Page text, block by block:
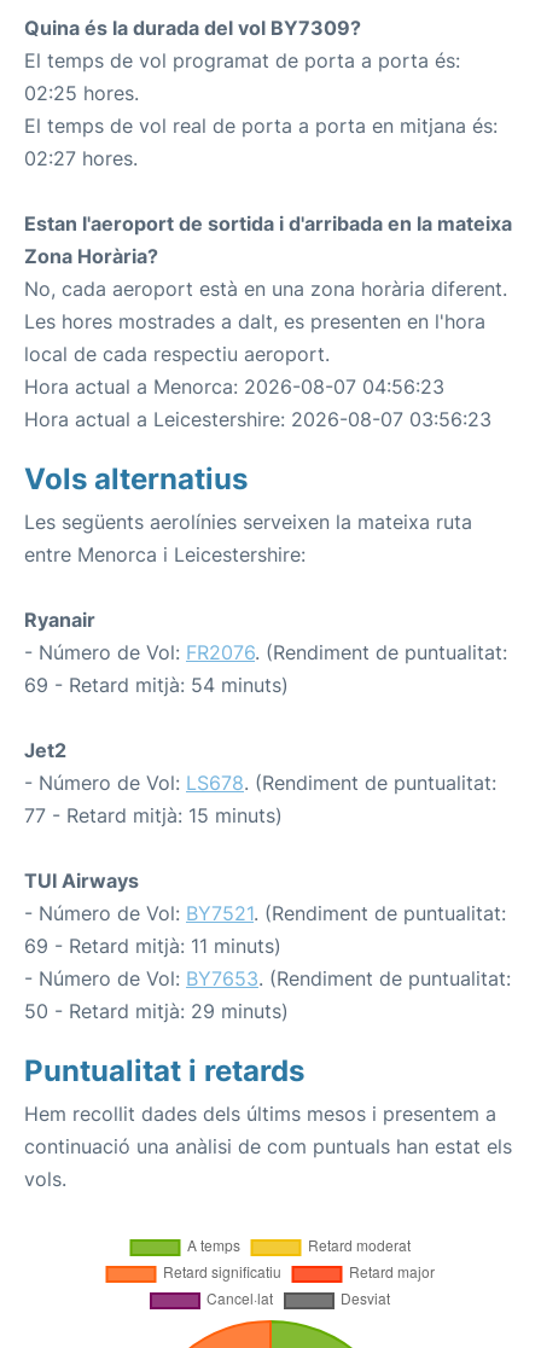
Quina és la durada del vol BY7309?
El temps de vol programat de porta a porta és:
02:25 hores.
El temps de vol real de porta a porta en mitjana és:
02:27 hores.
Estan l'aeroport de sortida i d'arribada en la mateixa
Zona Horària?
No, cada aeroport està en una zona horària diferent.
Les hores mostrades a dalt, es presenten en l'hora
local de cada respectiu aeroport.
Hora actual a Menorca: 2026-08-07 04:56:23
Hora actual a Leicestershire: 2026-08-07 03:56:23
Vols alternatius
Les següents aerolínies serveixen la mateixa ruta
entre Menorca i Leicestershire:
Ryanair
- Número de Vol: FR2076. (Rendiment de puntualitat:
69 - Retard mitjà: 54 minuts)
Jet2
- Número de Vol: LS678. (Rendiment de puntualitat:
77 - Retard mitjà: 15 minuts)
TUI Airways
- Número de Vol: BY7521. (Rendiment de puntualitat:
69 - Retard mitjà: 11 minuts)
- Número de Vol: BY7653. (Rendiment de puntualitat:
50 - Retard mitjà: 29 minuts)
Puntualitat i retards
Hem recollit dades dels últims mesos i presentem a
continuació una anàlisi de com puntuals han estat els
vols.